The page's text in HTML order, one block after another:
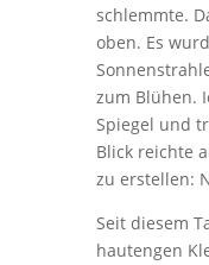
schlemmte.
oben. Es
zum Blühen.
Spiegel und
Blick reichte
zu erstellen:
Seit diesem
hautengen